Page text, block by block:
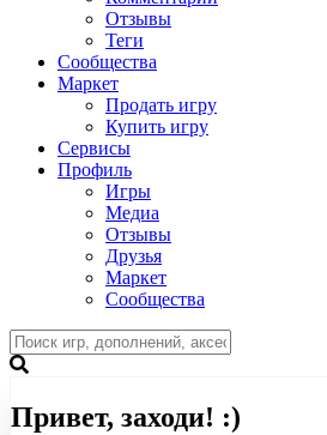
Отзывы
Теги
Сообщества
Маркет
Продать игру
Купить игру
Сервисы
Профиль
Игры
Медиа
Отзывы
Друзья
Маркет
Сообщества
Привет, заходи! :)